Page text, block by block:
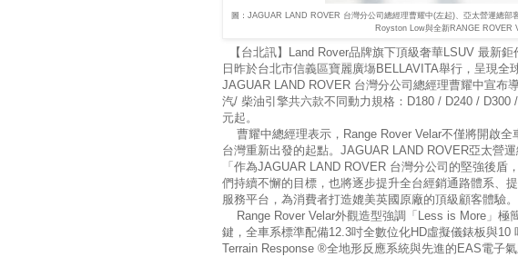
圖：JAGUAR LAND ROVER 台灣分公司總經理曹耀中(左起)、亞太營運總部
Royston Low與全新RANGE ROVER
【台北訊】Land Rover品牌旗下頂級奢華LSUV 最新
日昨於台北市信義區寶麗廣塲BELLAVITA舉行，呈現全
JAGUAR LAND ROVER 台灣分公司總經理曹耀中宣布
汽/ 柴油引擎共六款不同動力規格：D180 / D240 /
元起。
曹耀中總經理表示，Range Rover Velar不僅將開啟全
台灣重新出發的起點。JAGUAR LAND ROVER亞太營
「作為JAGUAR LAND ROVER 台灣分公司的堅強後盾
們持續不懈的目標，也將逐步提升全台經銷通路體系、
服務平台，為消費者打造媲美英國原廠的頂級顧客體驗。
Range Rover Velar外觀造型強調「Less is More」極
鍵，全車系標準配備12.3吋全數位化HD虛擬儀錶板與10
Terrain Response ®全地形反應系統與先進的EAS電子